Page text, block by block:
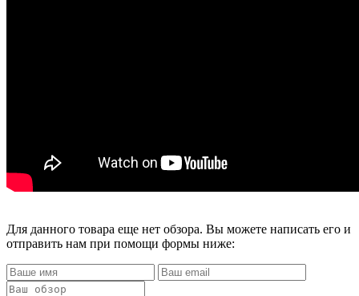
Для данного товара еще нет обзора. Вы можете написать его и
отправить нам при помощи формы ниже: